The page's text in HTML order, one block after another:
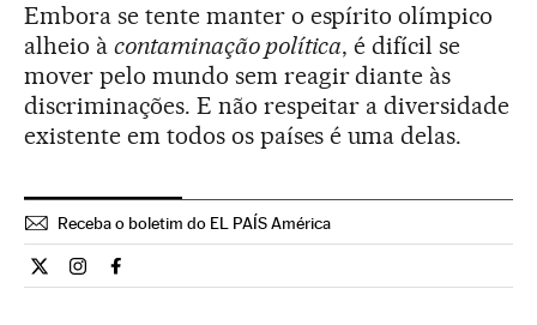
Embora se tente manter o espírito olímpico
alheio à contaminação política, é difícil se
mover pelo mundo sem reagir diante às
discriminações. E não respeitar a diversidade
existente em todos os países é uma delas.
Receba o boletim do EL PAÍS América
Opiniao El País Brasil en Twitter
Opiniao El País Brasil en Instagram
Opiniao El País Brasil en Facebook